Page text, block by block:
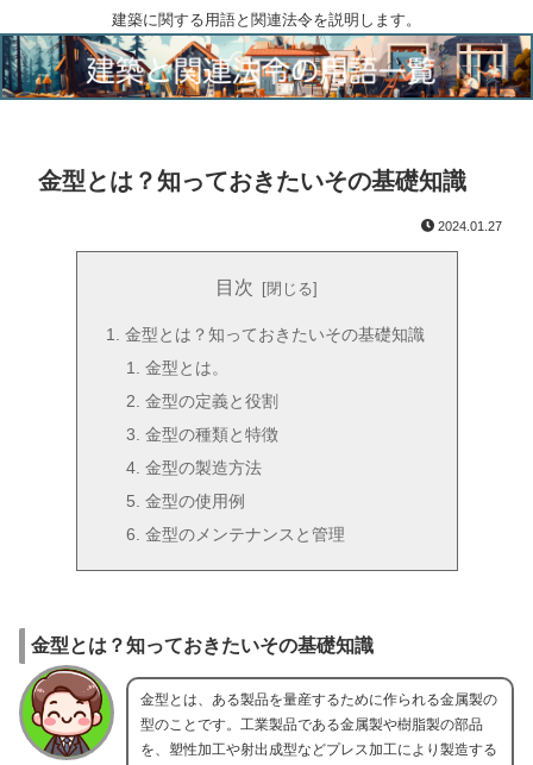
建築に関する用語と関連法令を説明します。
金型とは？知っておきたいその基礎知識
2024.01.27
目次
金型とは？知っておきたいその基礎知識
金型とは。
金型の定義と役割
金型の種類と特徴
金型の製造方法
金型の使用例
金型のメンテナンスと管理
金型とは？知っておきたいその基礎知識
金型とは、ある製品を量産するために作られる金属製の
型のことです。工業製品である金属製や樹脂製の部品
を、塑性加工や射出成型などプレス加工により製造する